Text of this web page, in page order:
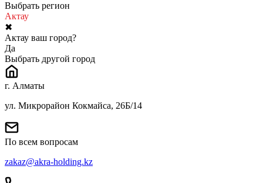
Выбрать регион
Актау
✖
Актау ваш город?
Да
Выбрать другой город
г. Алматы
ул. Микрорайон Кокмайса, 26Б/14
По всем вопросам
zakaz@akra-holding.kz